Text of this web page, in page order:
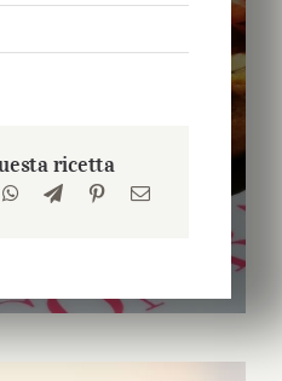
ricetta